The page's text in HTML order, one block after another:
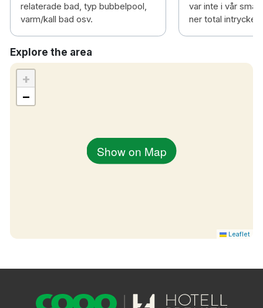
relaterade bad, typ bubbelpool,
varm/kall bad osv.
var inte i vår
ner total intrycket.
Explore the area
Show on Map
+
−
Leaflet